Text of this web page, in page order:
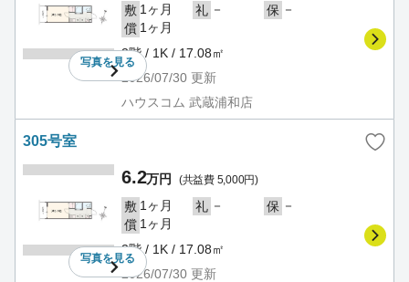
写真を見る
敷 1ヶ月 礼 － 保 －
償 1ヶ月
3階 / 1K / 17.08㎡
2026/07/30 更新
ハウスコム 武蔵浦和店
305号室
写真を見る
6.2万円 (共益費 5,000円)
敷 1ヶ月 礼 － 保 －
償 1ヶ月
3階 / 1K / 17.08㎡
2026/07/30 更新